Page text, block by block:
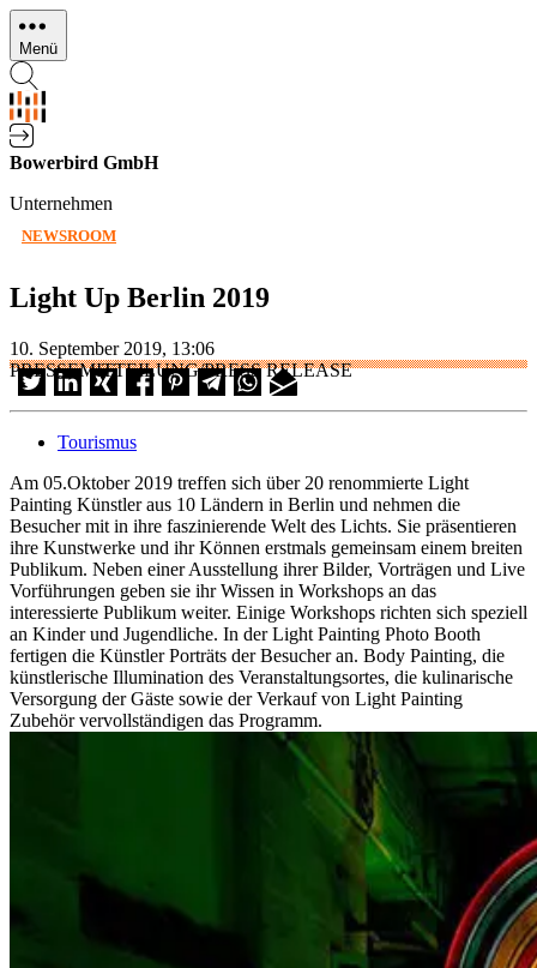
Direkt
zum
Inhalt
Menü
Bowerbird GmbH
Unternehmen
NEWSROOM
Light Up Berlin 2019
10. September 2019, 13:06
PRESSEMITTEILUNG/PRESS RELEASE
Tourismus
Am 05.Oktober 2019 treffen sich über 20 renommierte Light
Painting Künstler aus 10 Ländern in Berlin und nehmen die
Besucher mit in ihre faszinierende Welt des Lichts. Sie präsentieren
ihre Kunstwerke und ihr Können erstmals gemeinsam einem breiten
Publikum. Neben einer Ausstellung ihrer Bilder, Vorträgen und Live
Vorführungen geben sie ihr Wissen in Workshops an das
interessierte Publikum weiter. Einige Workshops richten sich speziell
an Kinder und Jugendliche. In der Light Painting Photo Booth
fertigen die Künstler Porträts der Besucher an. Body Painting, die
künstlerische Illumination des Veranstaltungsortes, die kulinarische
Versorgung der Gäste sowie der Verkauf von Light Painting
Zubehör vervollständigen das Programm.